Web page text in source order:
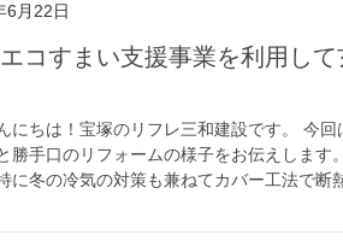
6月22日
コすまい支援事業を利用し
にちは！宝塚のリフレ三和建設です。 今
勝手口のリフォームの様子をお伝えします
に冬の冷気の対策も兼ねてカバー工法で断